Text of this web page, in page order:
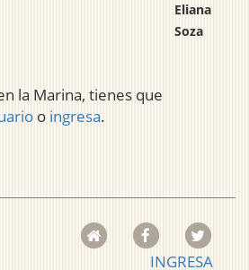
Eliana
Soza
la Marina, tienes que
o ingresa.
INGRESA